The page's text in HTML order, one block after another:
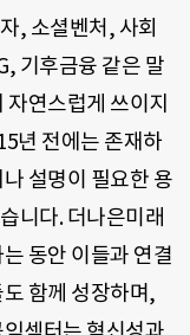
, 소셜벤처, 사회
기후금융 같은 말
자연스럽게 쓰이지
년 전에는 존재하
설명이 필요한 용
니다. 더나은미래
동안 이들과 연결
함께 성장하며,